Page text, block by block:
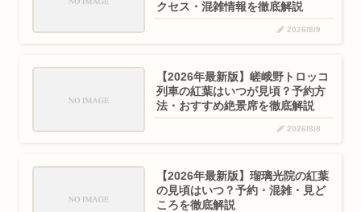
クセス・混雑情報を徹底解説
2026/8/9
【2026年最新版】嵯峨野トロッコ
列車の紅葉はいつが見頃？予約方
法・おすすめ絶景席を徹底解説
2026/8/8
【2026年最新版】瑠璃光院の紅葉
の見頃はいつ？予約・混雑・見ど
ころを徹底解説